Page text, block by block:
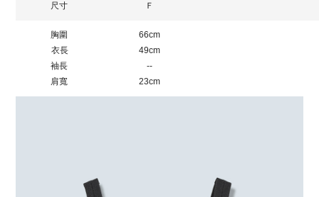
尺寸 Ｆ
胸圍
衣長
袖長
肩寬
66cm
49cm
--
23cm